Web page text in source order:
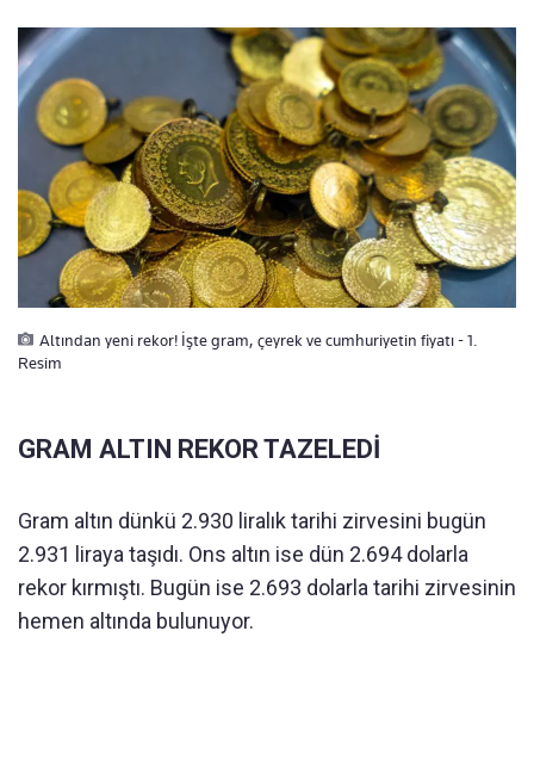
Altından yeni rekor! İşte gram, çeyrek ve cumhuriyetin fiyatı - 1.
Resim
GRAM ALTIN REKOR TAZELEDİ
Gram altın dünkü 2.930 liralık tarihi zirvesini bugün
2.931 liraya taşıdı. Ons altın ise dün 2.694 dolarla
rekor kırmıştı. Bugün ise 2.693 dolarla tarihi zirvesinin
hemen altında bulunuyor.